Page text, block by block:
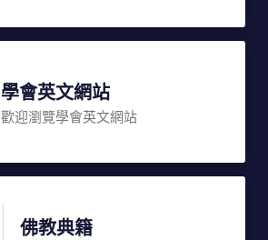
學會英文網站
歡迎瀏覽學會英文網站
佛教典籍